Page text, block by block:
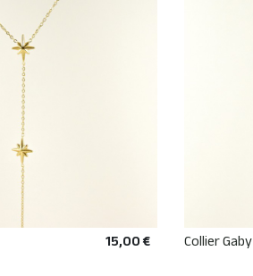
15,00 € Collier Gaby